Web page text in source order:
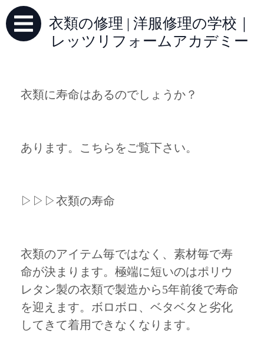
衣類の修理 | 洋服修理の学校｜
レッツリフォームアカデミー
衣類に寿命はあるのでしょうか？
あります。こちらをご覧下さい。
▷▷▷衣類の寿命
衣類のアイテム毎ではなく、素材毎で寿
命が決まります。極端に短いのはポリウ
レタン製の衣類で製造から5年前後で寿命
を迎えます。ボロボロ、ベタベタと劣化
してきて着用できなくなります。